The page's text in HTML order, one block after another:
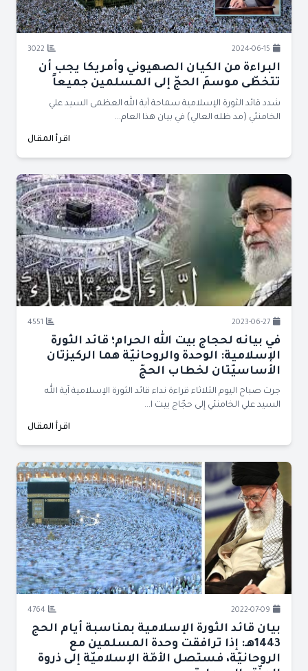
2024-06-15
3022
البراءة من الكيان الصهيوني وأمريكا يجب أن
تتخطّى موسمَ الحجّ إلى المسلمين جميعاً
شدد قائد الثورة الإسلامية سماحة آية الله العظمى السيد علي
الخامنئي (مد ظله العالي) في بيان هذا العام...
اقرأ المقال
2023-06-27
4551
في بيانه لحجاج بيت الله الحرام؛ قائد الثورة
الإسلامية: الوحدة والروحانيّة هما الركيزتان
الأساسيّتان لخطاب الحجّ
جرت صباح اليوم الثلاثاء قراءة نداء قائد الثورة الإسلامية آية الله
السيد علي الخامنئي إلى حجّاج بيت ا...
اقرأ المقال
2022-07-09
4764
بيان قائد الثورة الإسلامية بمناسبة أيام الحج
1443هـ: إذا ترافقت وحدة المسلمين مع
الروحانيّة، فستصل الأمّة الإسلاميّة إلى ذروة